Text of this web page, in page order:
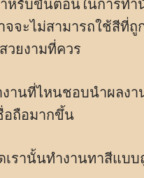
หรับขั้นตอนในการท
จะไม่สามารถใช้สีที่ถูก
วยงามที่ควร
านที่ไหนชอบนำผลง
อถือมากขึ้น
เรานั้นทำงานทาสีแบ